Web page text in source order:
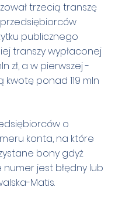
trzecią transzę
publicznego
transzy wypłaconej
zł, a w pierwszej -
kwotę ponad 119 mln
o
konta, na które
bony gdyż
jest błędny lub
Matis.